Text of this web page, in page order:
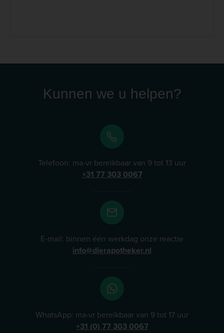
Kunnen we u helpen?
Telefoon: ma-vr bereikbaar van 9 tot 13 uur
+31 77 303 0067
E-mail: binnen één werkdag onze reactie
info@dierapotheker.nl
WhatsApp: ma-vr bereikbaar van 9 tot 17 uur
+31 (0) 77 303 0067